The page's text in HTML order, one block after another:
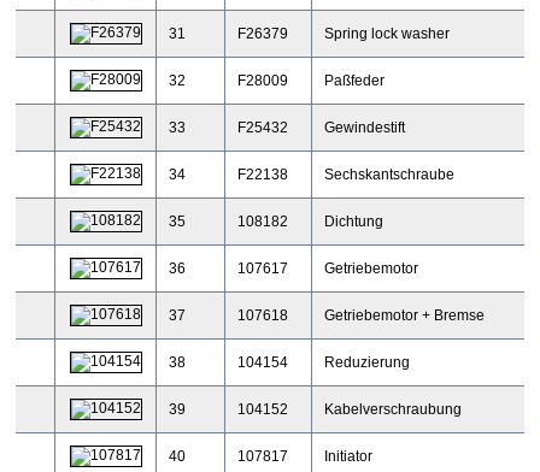
31 F26379 Spring lock washer
32 F28009 Paßfeder
33 F25432 Gewindestift
34 F22138 Sechskantschraube
35 108182 Dichtung
36 107617 Getriebemotor
37 107618 Getriebemotor + Bremse
38 104154 Reduzierung
39 104152 Kabelverschraubung
40 107817 Initiator